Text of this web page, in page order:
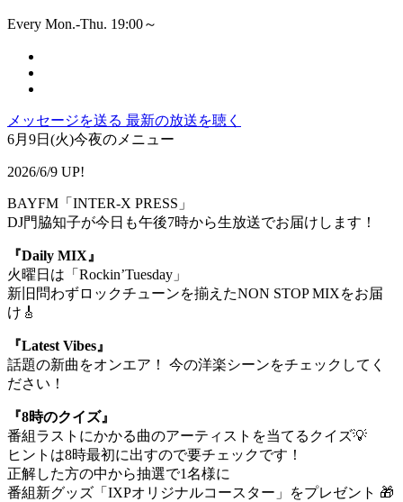
Every Mon.-Thu. 19:00～
メッセージを送る 最新の放送を聴く
6月9日(火)今夜のメニュー
2026/6/9 UP!
BAYFM「INTER-X PRESS」
DJ門脇知子が今日も午後7時から生放送でお届けします！
『Daily MIX』
火曜日は「Rockin’Tuesday」
新旧問わずロックチューンを揃えたNON STOP MIXをお届
け🎸
『Latest Vibes』
話題の新曲をオンエア！ 今の洋楽シーンをチェックしてく
ださい！
『8時のクイズ』
番組ラストにかかる曲のアーティストを当てるクイズ💡
ヒントは8時最初に出すので要チェックです！
正解した方の中から抽選で1名様に
番組新グッズ「IXPオリジナルコースター」をプレゼント 🎁